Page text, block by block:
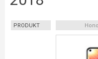
PRODUKT